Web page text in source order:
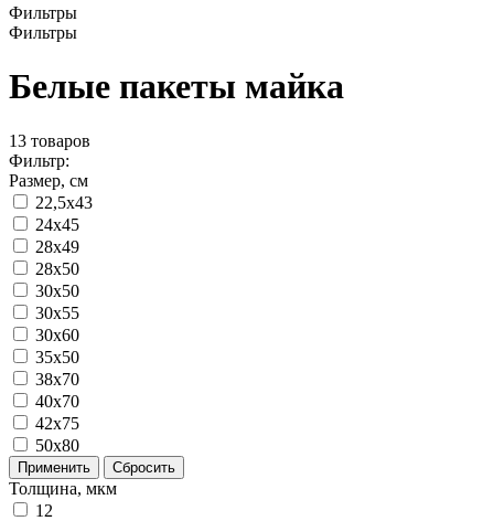
Фильтры
Фильтры
Белые пакеты майка
13 товаров
Фильтр:
Размер, см
22,5x43
24x45
28x49
28x50
30x50
30x55
30x60
35x50
38x70
40x70
42x75
50x80
Применить Сбросить
Толщина, мкм
12